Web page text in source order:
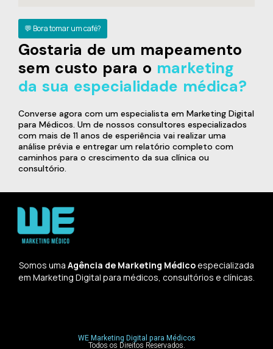
💬 Bora tomar um café?
Gostaria de um mapeamento
sem custo para o marketing
da sua especialidade médica?
Converse agora com um especialista em Marketing Digital
para Médicos. Um de nossos consultores especializados
com mais de 11 anos de esperiência vai realizar uma
análise prévia e entregar um relatório completo com
caminhos para o crescimento da sua clínica ou
consultório.
Somos uma Agência de Marketing Médicoespecializada
em Marketing Digital para médicos, consultórios e clínicas.
WE Marketing Digital para Médicos
Todos os Direitos Reservados.